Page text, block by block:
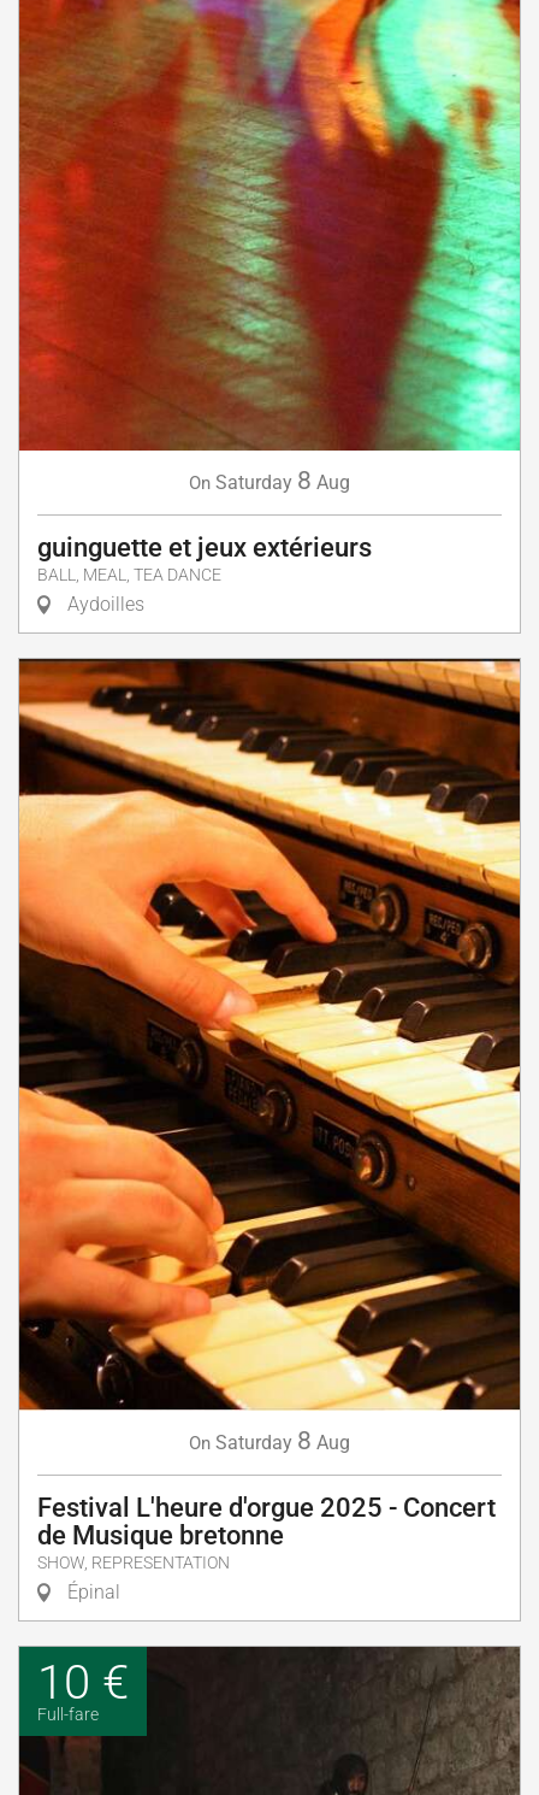
On Saturday 8 Aug
guinguette et jeux extérieurs
BALL, MEAL, TEA DANCE
Aydoilles
On Saturday 8 Aug
Festival L'heure d'orgue 2025 - Concert
de Musique bretonne
SHOW, REPRESENTATION
Épinal
10 €
Full-fare